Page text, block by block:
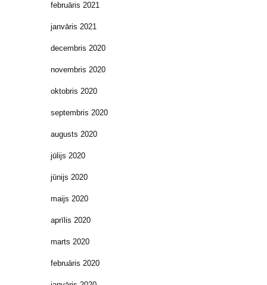
februāris 2021
janvāris 2021
decembris 2020
novembris 2020
oktobris 2020
septembris 2020
augusts 2020
jūlijs 2020
jūnijs 2020
maijs 2020
aprīlis 2020
marts 2020
februāris 2020